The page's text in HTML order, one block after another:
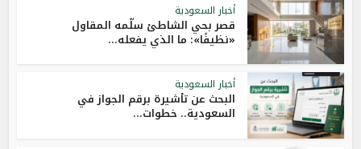
أخبار السعودية
قصر بحي الشاطئ سلّمه المقاول
«نظيفًا»: ما الذي يفعله...
أخبار السعودية
البحث عن تأشيرة برقم الجواز في
السعودية.. خطوات...